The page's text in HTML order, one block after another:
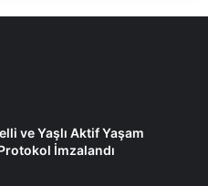
ve Yaşlı Aktif Yaşam
İmzalandı